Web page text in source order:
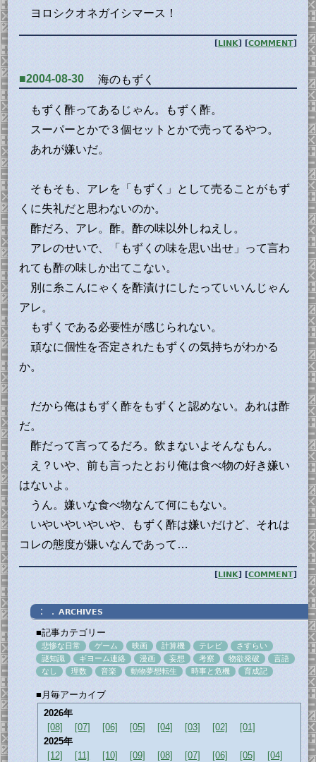
ヨロシクオネガイシマース！
[LINK] [COMMENT]
■2004-08-30 海のもずく
もずく酢ってあるじゃん。もずく酢。
スーパーとかで３個セットとかで売ってるやつ。
あれが嫌いだ。
そもそも、アレを「もずく」として売ることがもず
くに失礼だと思わないのか。
酢だろ、アレ。酢。酢の味以外しねえし。
アレのせいで、「もずくの味を思い出せ」って言わ
れても酢の味しか出てこない。
別に糸こんにゃくを酢漬けにしたっていいんじゃん
アレ。
もずくである必要性が感じられない。
頑なに個性を否定されたもずくの気持ちがわかる
か。
だから俺はもずく酢をもずくと認めない。あれは酢
だ。
酢だって言ってるだろ。飲まないよそんなもん。
え？いや、前も言ったとおり俺は食べ物の好き嫌い
はないよ。
うん。嫌いな食べ物なんて何にもない。
いやいやいやいや、もずく酢は嫌いだけど、それは
コレの態度が嫌いなんであって…
[LINK] [COMMENT]
：．ARCHIVES
■記事カテゴリー
悲惨な日常 ゲーム 映画 計算機 テレビ
さすらい
謎知識
ギヨーム連絡 漫画 妄想 考察 物欲発破
言語
なし
理数 音楽 動物夢想転生 時事と危機 育成記
■月毎アーカイブ
2026年
[08]
[07] [06] [05] [04] [03] [02]
[01]
2025年
[12]
[11] [10] [09] [08] [07] [06] [05]
[04]